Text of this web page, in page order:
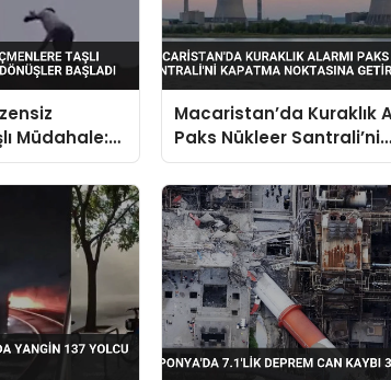
Müdahale:
Macaristan’da Kuraklık
Paks Nükleer Santrali’ni
Kapatma Noktasına